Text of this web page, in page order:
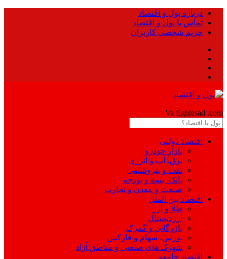
درباره پول و اقتصاد
تماس با پول و اقتصاد
حریم شخصی کاربران
Va Eghtesad .com
اقتصاد دولتی
بازار خودرو
برق، آب و انرژی
نفت و پتروشیمی
بانک، بیمه و بودجه
صنعت و معدن و تجارت
اقتصاد بین الملل
طلا و ارز
ارزدیجیتال
بازرگانی و گمرک
بورس، سهام و فارکس
شهرک های صنعتی و مناطق آزاد
اقتصاد جامعه